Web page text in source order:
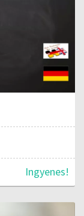
Ingyenes!